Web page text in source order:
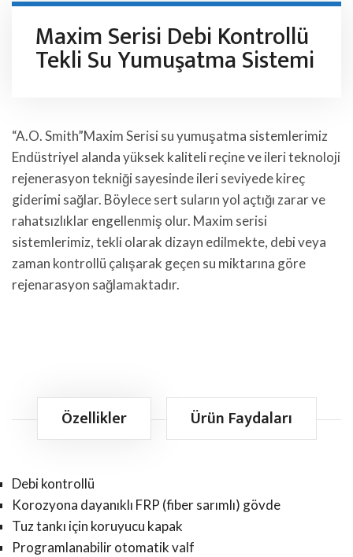
Maxim Serisi Debi Kontrollü
Tekli Su Yumuşatma Sistemi
“A.O. Smith”Maxim Serisi su yumuşatma sistemlerimiz
Endüstriyel alanda yüksek kaliteli reçine ve ileri teknoloji
rejenerasyon tekniği sayesinde ileri seviyede kireç
giderimi sağlar. Böylece sert suların yol açtığı zarar ve
rahatsızlıklar engellenmiş olur. Maxim serisi
sistemlerimiz, tekli olarak dizayn edilmekte, debi veya
zaman kontrollü çalışarak geçen su miktarına göre
rejenarasyon sağlamaktadır.
Özellikler Ürün Faydaları
Debi kontrollü
Korozyona dayanıklı FRP (fiber sarımlı) gövde
Tuz tankı için koruyucu kapak
Programlanabilir otomatik valf